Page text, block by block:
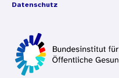
Datenschutz